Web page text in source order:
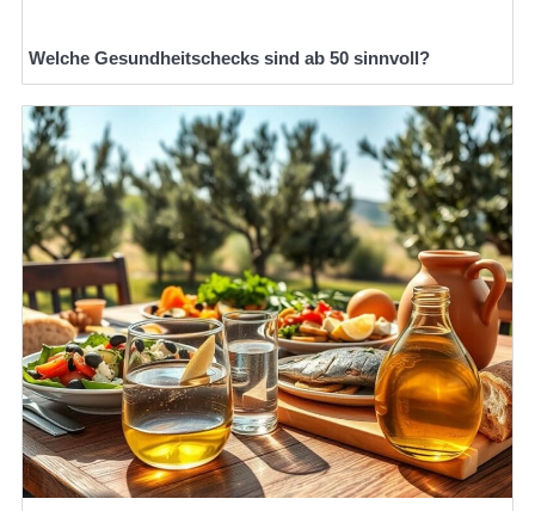
Welche Gesundheitschecks sind ab 50 sinnvoll?